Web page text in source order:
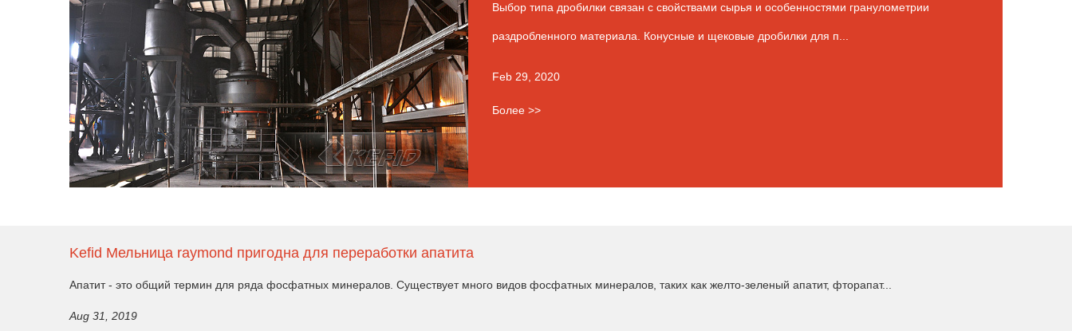
Выбор типа дробилки связан с свойствами сырья и особенностями гранулометрии
раздробленного материала. Конусные и щековые дробилки для п...
Feb 29, 2020
Более >>
Kefid Мельница raymond пригодна для переработки апатита
Апатит - это общий термин для ряда фосфатных минералов. Существует много видов фосфатных минералов, таких как желто-зеленый апатит, фторапат...
Aug 31, 2019